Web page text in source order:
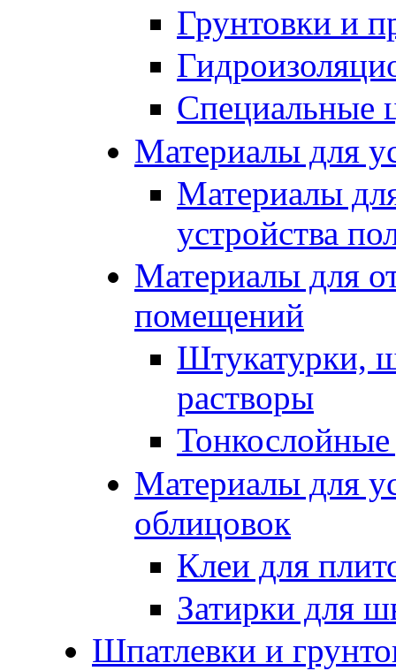
Грунтовки и
Специальные
Материалы для
Материалы
устройства
Материалы для
помещений
Штукатурки,
растворы
Материалы для
облицовок
Клеи для
Затирки для
Шпатлевки и